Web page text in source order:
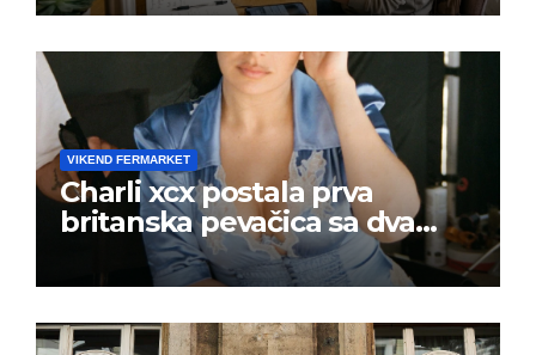
VIKEND FERMARKET
Charli xcx postala prva
britanska pevačica sa dva
albuma na prvom mestu u
istoj kalendarskoj godini